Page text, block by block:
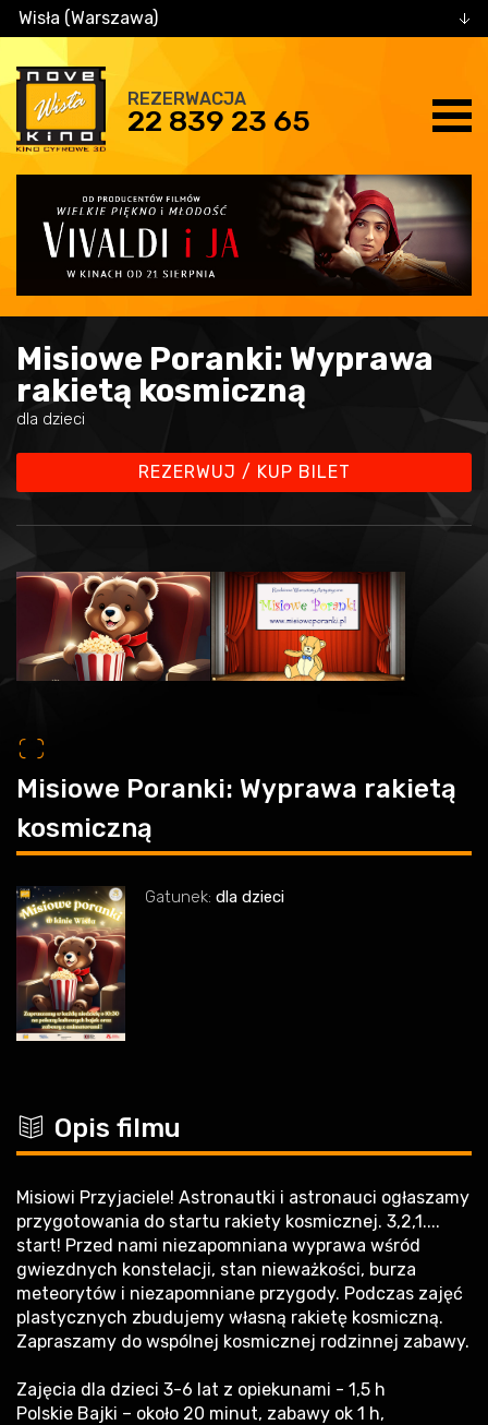
Wisła (Warszawa)
REZERWACJA
22 839 23 65
Misiowe Poranki: Wyprawa
rakietą kosmiczną
dla dzieci
REZERWUJ / KUP BILET
o
Misiowe Poranki: Wyprawa rakietą
kosmiczną
Gatunek: dla dzieci
c Opis filmu
Misiowi Przyjaciele! Astronautki i astronauci ogłaszamy
przygotowania do startu rakiety kosmicznej. 3,2,1....
start! Przed nami niezapomniana wyprawa wśród
gwiezdnych konstelacji, stan nieważkości, burza
meteorytów i niezapomniane przygody. Podczas zajęć
plastycznych zbudujemy własną rakietę kosmiczną.
Zapraszamy do wspólnej kosmicznej rodzinnej zabawy.
Zajęcia dla dzieci 3-6 lat z opiekunami - 1,5 h
Polskie Bajki – około 20 minut, zabawy ok 1 h,